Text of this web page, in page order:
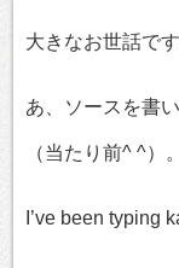
大きなお世話で
あ、ソースを書
（当たり前^ ^）。
I’ve been typing